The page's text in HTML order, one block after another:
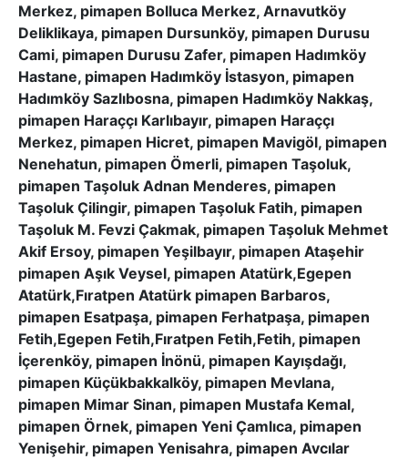
Merkez, pimapen Bolluca Merkez, Arnavutköy
Deliklikaya, pimapen Dursunköy, pimapen Durusu
Cami, pimapen Durusu Zafer, pimapen Hadımköy
Hastane, pimapen Hadımköy İstasyon, pimapen
Hadımköy Sazlıbosna, pimapen Hadımköy Nakkaş,
pimapen Haraççı Karlıbayır, pimapen Haraççı
Merkez, pimapen Hicret, pimapen Mavigöl, pimapen
Nenehatun, pimapen Ömerli, pimapen Taşoluk,
pimapen Taşoluk Adnan Menderes, pimapen
Taşoluk Çilingir, pimapen Taşoluk Fatih, pimapen
Taşoluk M. Fevzi Çakmak, pimapen Taşoluk Mehmet
Akif Ersoy, pimapen Yeşilbayır, pimapen Ataşehir
pimapen Aşık Veysel, pimapen Atatürk,Egepen
Atatürk,Fıratpen Atatürk pimapen Barbaros,
pimapen Esatpaşa, pimapen Ferhatpaşa, pimapen
Fetih,Egepen Fetih,Fıratpen Fetih,Fetih, pimapen
İçerenköy, pimapen İnönü, pimapen Kayışdağı,
pimapen Küçükbakkalköy, pimapen Mevlana,
pimapen Mimar Sinan, pimapen Mustafa Kemal,
pimapen Örnek, pimapen Yeni Çamlıca, pimapen
Yenişehir, pimapen Yenisahra, pimapen Avcılar